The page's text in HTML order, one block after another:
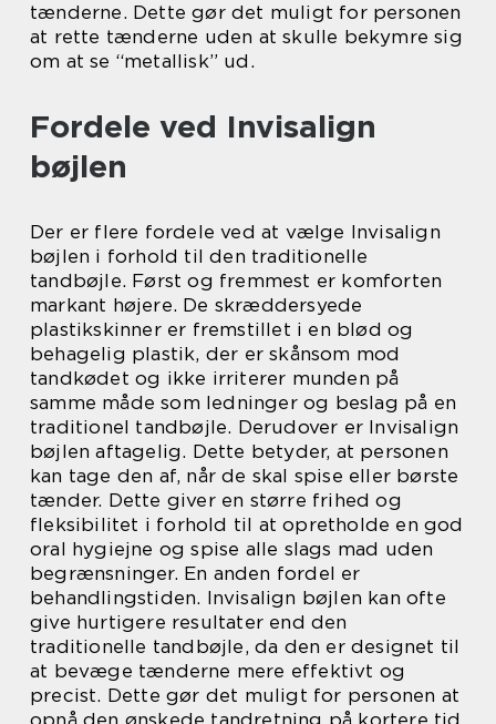
tænderne. Dette gør det muligt for personen
at rette tænderne uden at skulle bekymre sig
om at se “metallisk” ud.
Fordele ved Invisalign
bøjlen
Der er flere fordele ved at vælge Invisalign
bøjlen i forhold til den traditionelle
tandbøjle. Først og fremmest er komforten
markant højere. De skræddersyede
plastikskinner er fremstillet i en blød og
behagelig plastik, der er skånsom mod
tandkødet og ikke irriterer munden på
samme måde som ledninger og beslag på en
traditionel tandbøjle. Derudover er Invisalign
bøjlen aftagelig. Dette betyder, at personen
kan tage den af, når de skal spise eller børste
tænder. Dette giver en større frihed og
fleksibilitet i forhold til at opretholde en god
oral hygiejne og spise alle slags mad uden
begrænsninger. En anden fordel er
behandlingstiden. Invisalign bøjlen kan ofte
give hurtigere resultater end den
traditionelle tandbøjle, da den er designet til
at bevæge tænderne mere effektivt og
precist. Dette gør det muligt for personen at
opnå den ønskede tandretning på kortere tid.